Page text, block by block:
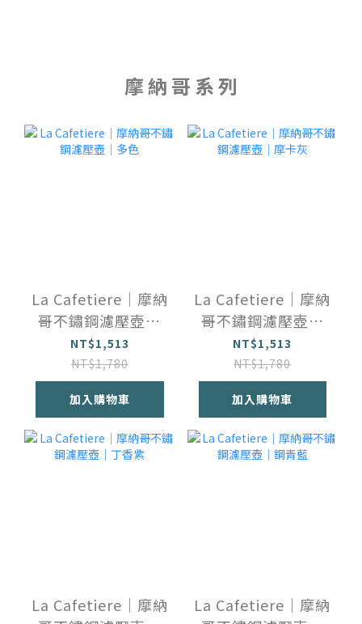
摩 納 哥 系 列
La Cafetiere｜摩納
哥不鏽鋼濾壓壺｜
多色
NT$1,513
NT$1,780
加入購物車
La Cafetiere｜摩納
哥不鏽鋼濾壓壺｜
摩卡灰
NT$1,513
NT$1,780
加入購物車
La Cafetiere｜摩納
La Cafetiere｜摩納